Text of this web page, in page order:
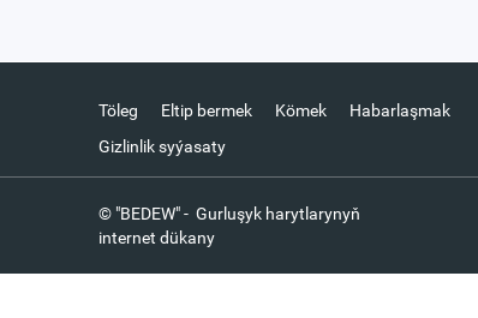
Töleg Eltip bermek Kömek
Habarlaşmak
Gizlinlik syýasaty
© "BEDEW" - Gurluşyk harytlarynyň
internet dükany